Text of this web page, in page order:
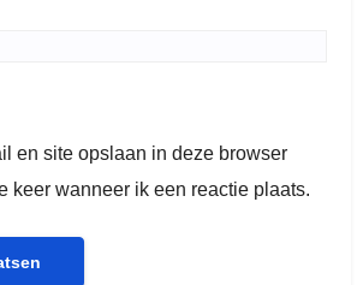
en site opslaan in deze browser
keer wanneer ik een reactie plaats.